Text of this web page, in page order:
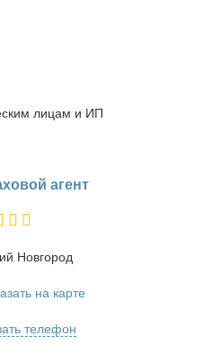
лицам и ИП
агент
Нов­го­род
на карте
телефон